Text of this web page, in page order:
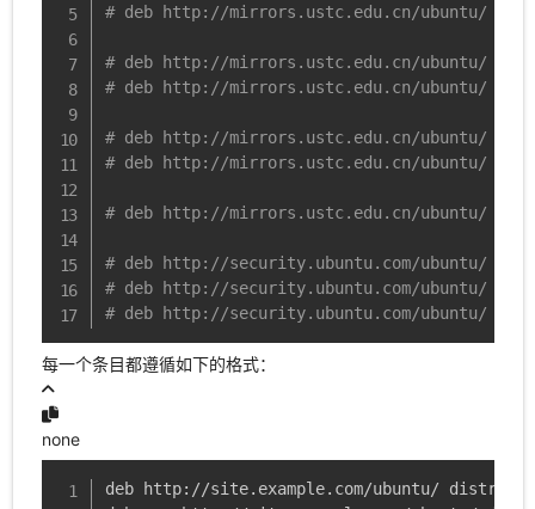
# deb http://mirrors.ustc.edu.cn/ubuntu/
# deb http://mirrors.ustc.edu.cn/ubuntu/
# deb http://mirrors.ustc.edu.cn/ubuntu/
# deb http://mirrors.ustc.edu.cn/ubuntu/
# deb http://mirrors.ustc.edu.cn/ubuntu/
# deb http://mirrors.ustc.edu.cn/ubuntu/
# deb http://security.ubuntu.com/ubuntu/
# deb http://security.ubuntu.com/ubuntu/
# deb http://security.ubuntu.com/ubuntu/
每一个条目都遵循如下的格式：
none
deb http://site.example.com/ubuntu/